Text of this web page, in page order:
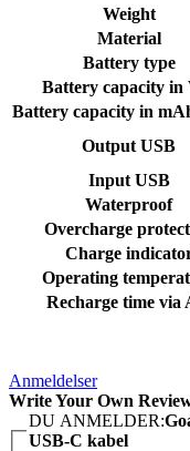
Weight
Material
Battery type
Battery capacity in
Battery capacity in
Output USB
Input USB
Waterproof
Overcharge
Charge
Operating
Recharge time via
Anmeldelser
Write Your Own
DU ANMELDER:
USB-C kabel